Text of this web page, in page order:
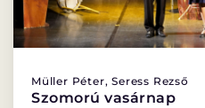
Müller Péter, Seress Rezső
Szomorú vasárnap